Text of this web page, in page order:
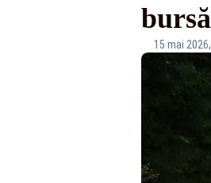
bursă
15 mai